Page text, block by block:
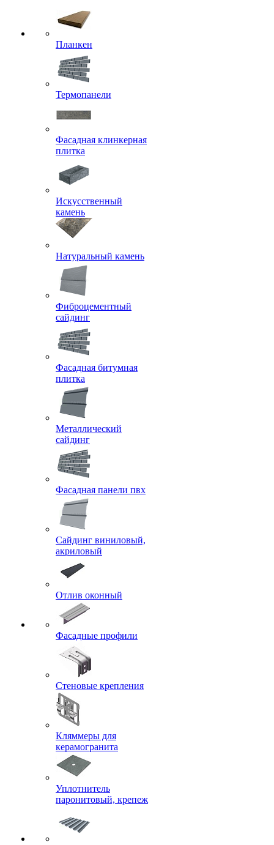
Планкен
Термопанели
Фасадная клинкерная
плитка
Искусственный
камень
Натуральный камень
Фиброцементный
сайдинг
Фасадная битумная
плитка
Металлический
сайдинг
Фасадная панели пвх
Сайдинг виниловый,
акриловый
Отлив оконный
Фасадные профили
Стеновые крепления
Кляммеры для
керамогранита
Уплотнитель
паронитовый, крепеж